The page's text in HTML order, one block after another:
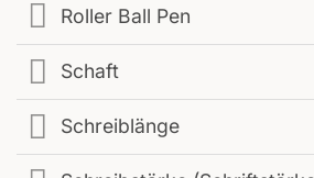
Roller Ball Pen
Schaft
Schreiblänge